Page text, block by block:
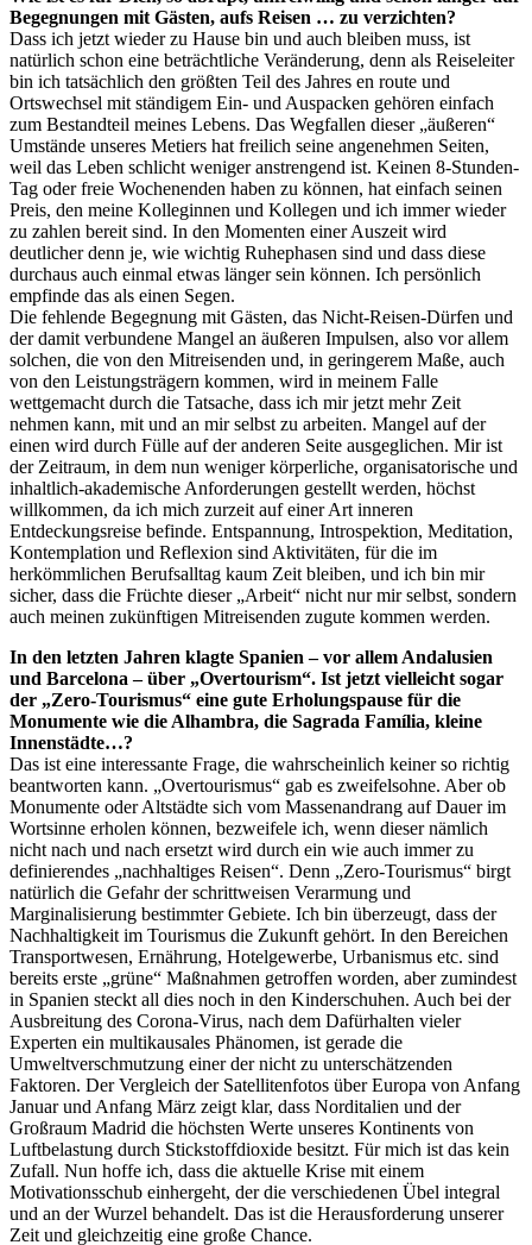
Begegnungen mit Gästen, aufs Reisen … zu verzichten?
Dass ich jetzt wieder zu Hause bin und auch bleiben muss, ist
natürlich schon eine beträchtliche Veränderung, denn als Reiseleiter
bin ich tatsächlich den größten Teil des Jahres en route und
Ortswechsel mit ständigem Ein- und Auspacken gehören einfach
zum Bestandteil meines Lebens. Das Wegfallen dieser „äußeren“
Umstände unseres Metiers hat freilich seine angenehmen Seiten,
weil das Leben schlicht weniger anstrengend ist. Keinen 8-Stunden-
Tag oder freie Wochenenden haben zu können, hat einfach seinen
Preis, den meine Kolleginnen und Kollegen und ich immer wieder
zu zahlen bereit sind. In den Momenten einer Auszeit wird
deutlicher denn je, wie wichtig Ruhephasen sind und dass diese
durchaus auch einmal etwas länger sein können. Ich persönlich
empfinde das als einen Segen.
Die fehlende Begegnung mit Gästen, das Nicht-Reisen-Dürfen und
der damit verbundene Mangel an äußeren Impulsen, also vor allem
solchen, die von den Mitreisenden und, in geringerem Maße, auch
von den Leistungsträgern kommen, wird in meinem Falle
wettgemacht durch die Tatsache, dass ich mir jetzt mehr Zeit
nehmen kann, mit und an mir selbst zu arbeiten. Mangel auf der
einen wird durch Fülle auf der anderen Seite ausgeglichen. Mir ist
der Zeitraum, in dem nun weniger körperliche, organisatorische und
inhaltlich-akademische Anforderungen gestellt werden, höchst
willkommen, da ich mich zurzeit auf einer Art inneren
Entdeckungsreise befinde. Entspannung, Introspektion, Meditation,
Kontemplation und Reflexion sind Aktivitäten, für die im
herkömmlichen Berufsalltag kaum Zeit bleiben, und ich bin mir
sicher, dass die Früchte dieser „Arbeit“ nicht nur mir selbst, sondern
auch meinen zukünftigen Mitreisenden zugute kommen werden.
In den letzten Jahren klagte Spanien – vor allem Andalusien
und Barcelona – über „Overtourism“. Ist jetzt vielleicht sogar
der „Zero-Tourismus“ eine gute Erholungspause für die
Monumente wie die Alhambra, die Sagrada Família, kleine
Innenstädte…?
Das ist eine interessante Frage, die wahrscheinlich keiner so richtig
beantworten kann. „Overtourismus“ gab es zweifelsohne. Aber ob
Monumente oder Altstädte sich vom Massenandrang auf Dauer im
Wortsinne erholen können, bezweifele ich, wenn dieser nämlich
nicht nach und nach ersetzt wird durch ein wie auch immer zu
definierendes „nachhaltiges Reisen“. Denn „Zero-Tourismus“ birgt
natürlich die Gefahr der schrittweisen Verarmung und
Marginalisierung bestimmter Gebiete. Ich bin überzeugt, dass der
Nachhaltigkeit im Tourismus die Zukunft gehört. In den Bereichen
Transportwesen, Ernährung, Hotelgewerbe, Urbanismus etc. sind
bereits erste „grüne“ Maßnahmen getroffen worden, aber zumindest
in Spanien steckt all dies noch in den Kinderschuhen. Auch bei der
Ausbreitung des Corona-Virus, nach dem Dafürhalten vieler
Experten ein multikausales Phänomen, ist gerade die
Umweltverschmutzung einer der nicht zu unterschätzenden
Faktoren. Der Vergleich der Satellitenfotos über Europa von Anfang
Januar und Anfang März zeigt klar, dass Norditalien und der
Großraum Madrid die höchsten Werte unseres Kontinents von
Luftbelastung durch Stickstoffdioxide besitzt. Für mich ist das kein
Zufall. Nun hoffe ich, dass die aktuelle Krise mit einem
Motivationsschub einhergeht, der die verschiedenen Übel integral
und an der Wurzel behandelt. Das ist die Herausforderung unserer
Zeit und gleichzeitig eine große Chance.